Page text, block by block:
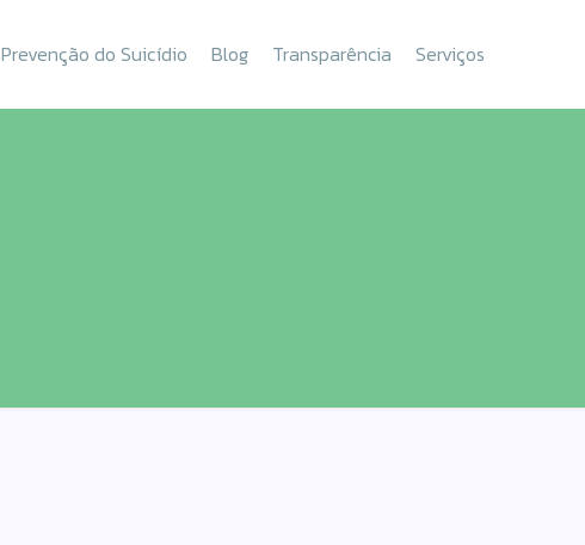
Prevenção do Suicídio Blog Transparência Serviços